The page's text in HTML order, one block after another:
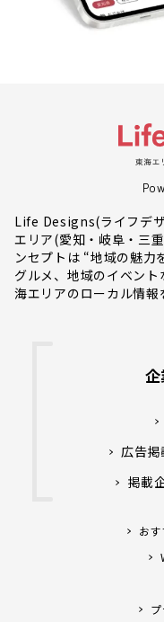
Life Designs(ライフデ
エリア(愛知・岐阜・三
ンセプトは “地域の魅力
グルメ、地域のイベン
海エリアのローカル情報
広告
掲載
おす